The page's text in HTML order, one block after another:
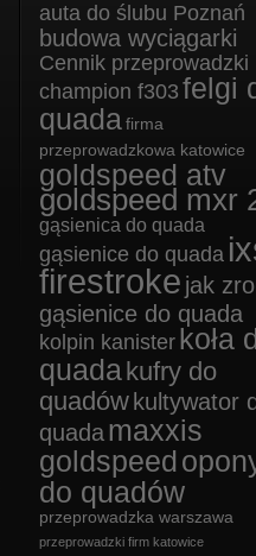
auta do ślubu Poznań
budowa wyciągarki
Cennik przeprowadzki
champion f303 felgi
quada firma
przeprowadzkowa katowice
goldspeed atv
goldspeed mxr
gąsienica do quada
gąsienice do quada
firestroke jak
gąsienice do quada
kolpin kanister koła
quadakufry do
quadów kultywator
quada maxxis
goldspeed
do quadów
przeprowadzka warszawa
przeprowadzki firm katowice